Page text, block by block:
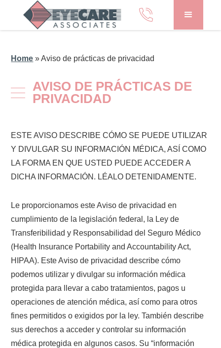
Home »Aviso de prácticas de privacidad
AVISO DE PRÁCTICAS DE
PRIVACIDAD
ESTE AVISO DESCRIBE CÓMO SE PUEDE UTILIZAR
Y DIVULGAR SU INFORMACIÓN MÉDICA, ASÍ COMO
LA FORMA EN QUE USTED PUEDE ACCEDER A
DICHA INFORMACIÓN. LÉALO DETENIDAMENTE.
Le proporcionamos este Aviso de privacidad en
cumplimiento de la legislación federal, la Ley de
Transferibilidad y Responsabilidad del Seguro Médico
(Health Insurance Portability and Accountability Act,
HIPAA). Este Aviso de privacidad describe cómo
podemos utilizar y divulgar su información médica
protegida para llevar a cabo tratamientos, pagos u
operaciones de atención médica, así como para otros
fines permitidos o exigidos por la ley. También describe
sus derechos a acceder y controlar su información
médica protegida en algunos casos. Su “información